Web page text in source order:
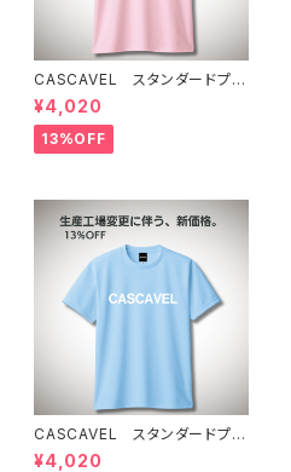
CASCAVEL スタンダードプラ
クティスシャツ ライトピンクブ
ラック
¥4,020
13%OFF
CASCAVEL スタンダードプラ
クティスシャツ ライトブルー
¥4,020